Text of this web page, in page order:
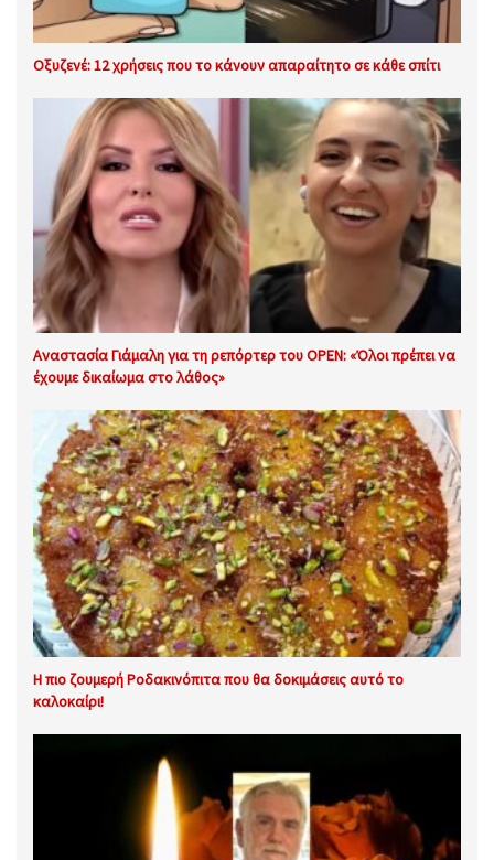
Οξυζενέ: 12 χρήσεις που το κάνουν απαραίτητο σε κάθε σπίτι
Αναστασία Γιάμαλη για τη ρεπόρτερ του OPEN: «Όλοι πρέπει να
έχουμε δικαίωμα στο λάθος»
Η πιο ζουμερή Ροδακινόπιτα που θα δοκιμάσεις αυτό το
καλοκαίρι!